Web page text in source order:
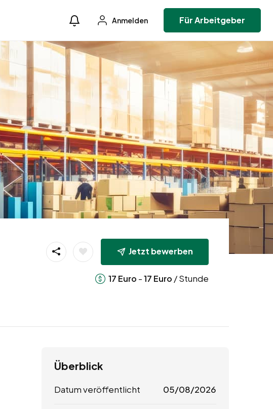
Anmelden Für Arbeitgeber
Jetzt bewerben
17 Euro -17 Euro / Stunde
Überblick
Datum veröffentlicht 05/08/2026